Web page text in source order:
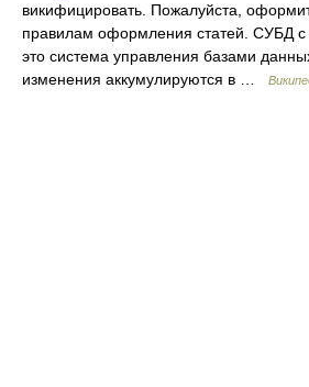
викифицировать. Пожалуйста,
правилам оформления статей. СУБД с
это система управления базами
изменения аккумулируются в …